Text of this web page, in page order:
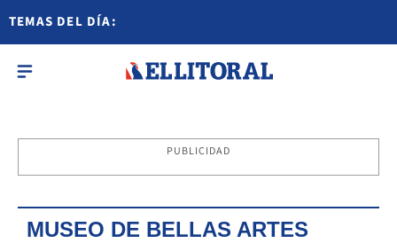
TEMAS DEL DÍA:
PUBLICIDAD
MUSEO DE BELLAS ARTES